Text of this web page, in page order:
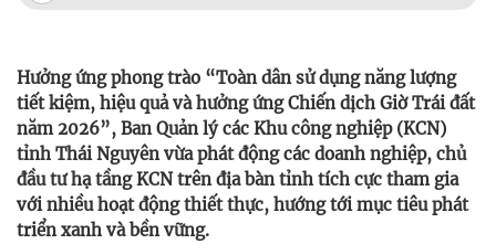
Hưởng ứng phong trào “Toàn dân sử dụng năng lượng
tiết kiệm, hiệu quả và hưởng ứng Chiến dịch Giờ Trái đất
năm 2026”, Ban Quản lý các Khu công nghiệp (KCN)
tỉnh Thái Nguyên vừa phát động các doanh nghiệp, chủ
đầu tư hạ tầng KCN trên địa bàn tỉnh tích cực tham gia
với nhiều hoạt động thiết thực, hướng tới mục tiêu phát
triển xanh và bền vững.